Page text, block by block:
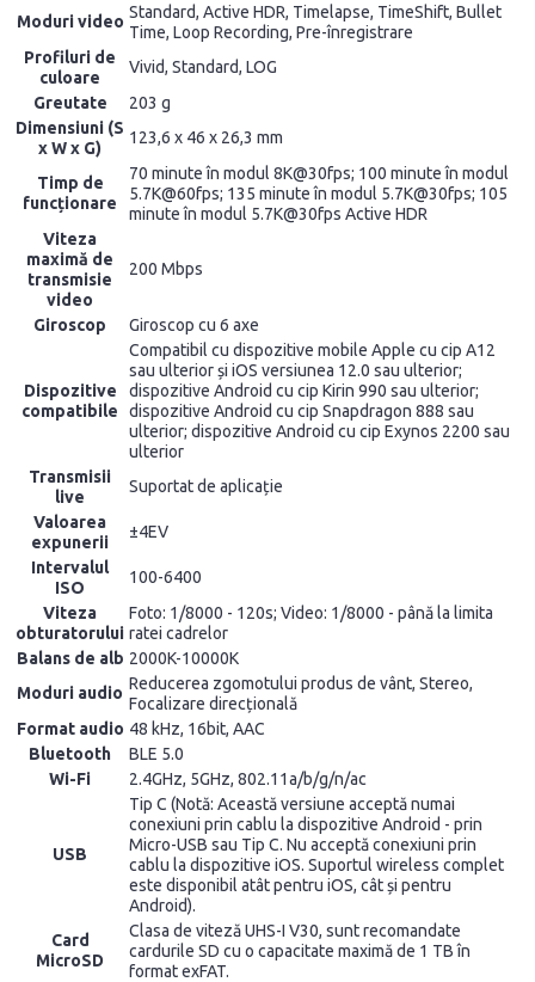
Moduri video Standard, Active HDR, Timelapse, TimeShift, Bullet
Time, Loop Recording, Pre-înregistrare
Profiluri de
culoare
Vivid, Standard, LOG
Greutate
203 g
Dimensiuni (S
x W x G)
123,6 x 46 x 26,3 mm
Timp de
funcționare
70 minute în modul 8K@30fps; 100 minute în modul
5.7K@60fps; 135 minute în modul 5.7K@30fps; 105
minute în modul 5.7K@30fps Active HDR
Viteza
maximă de
transmisie
video
200 Mbps
Giroscop Giroscop cu 6 axe
Dispozitive
compatibile
Compatibil cu dispozitive mobile Apple cu cip A12
sau ulterior și iOS versiunea 12.0 sau ulterior;
dispozitive Android cu cip Kirin 990 sau ulterior;
dispozitive Android cu cip Snapdragon 888 sau
ulterior; dispozitive Android cu cip Exynos 2200 sau
ulterior
Transmisii
live
Suportat de aplicație
Valoarea
expunerii
±4EV
Intervalul
ISO
100-6400
Viteza
obturatorului
Foto: 1/8000 - 120s; Video: 1/8000 - până la limita
ratei cadrelor
Balans de alb 2000K-10000K
Moduri audio Reducerea zgomotului produs de vânt, Stereo,
Focalizare direcțională
Format audio 48 kHz, 16bit, AAC
Bluetooth
BLE 5.0
Wi-Fi
2.4GHz, 5GHz, 802.11a/b/g/n/ac
USB
Tip C (Notă: Această versiune acceptă numai
conexiuni prin cablu la dispozitive Android - prin
Micro-USB sau Tip C. Nu acceptă conexiuni prin
cablu la dispozitive iOS. Suportul wireless complet
este disponibil atât pentru iOS, cât și pentru
Android).
Card
MicroSD
Clasa de viteză UHS-I V30, sunt recomandate
cardurile SD cu o capacitate maximă de 1 TB în
format exFAT.